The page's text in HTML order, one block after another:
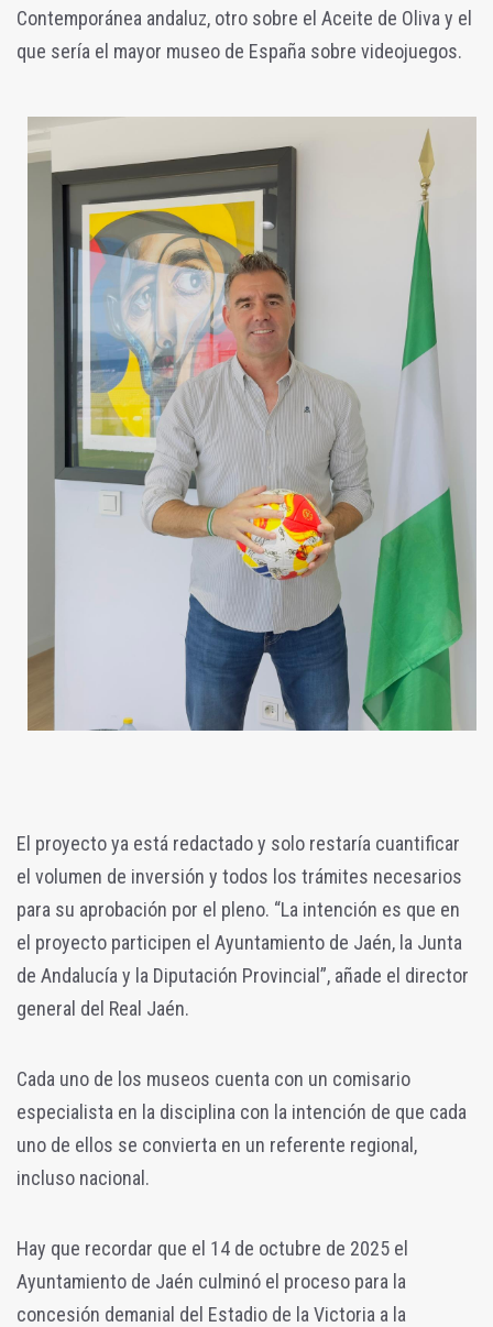
Contemporánea andaluz, otro sobre el Aceite de Oliva y el
que sería el mayor museo de España sobre videojuegos.
El proyecto ya está redactado y solo restaría cuantificar
el volumen de inversión y todos los trámites necesarios
para su aprobación por el pleno. “La intención es que en
el proyecto participen el Ayuntamiento de Jaén, la Junta
de Andalucía y la Diputación Provincial”, añade el director
general del Real Jaén.
Cada uno de los museos cuenta con un comisario
especialista en la disciplina con la intención de que cada
uno de ellos se convierta en un referente regional,
incluso nacional.
Hay que recordar que el 14 de octubre de 2025 el
Ayuntamiento de Jaén culminó el proceso para la
concesión demanial del Estadio de la Victoria a la